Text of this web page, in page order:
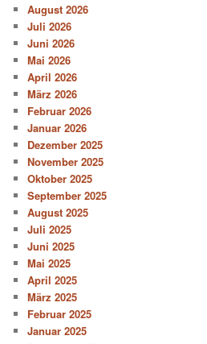
August 2026
Juli 2026
Juni 2026
Mai 2026
April 2026
März 2026
Februar 2026
Januar 2026
Dezember 2025
November 2025
Oktober 2025
September 2025
August 2025
Juli 2025
Juni 2025
Mai 2025
April 2025
März 2025
Februar 2025
Januar 2025